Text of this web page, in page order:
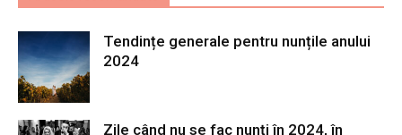
Tendințe generale pentru nunțile anului
2024
Zile când nu se fac nunți în 2024, în